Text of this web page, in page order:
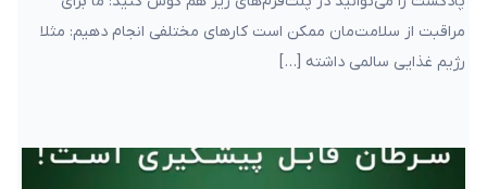
مراقبت از سلامت‌مان ممکن است کارهای مختلفی انجام دهیم: مثلا
رژیم غذایی سالمی داشته […]